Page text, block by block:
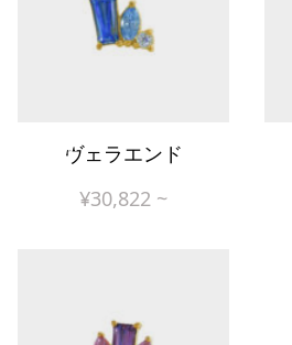
New!ヴェラエンド
¥30,822 ~